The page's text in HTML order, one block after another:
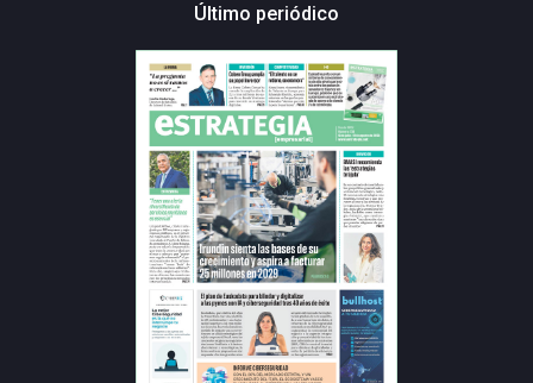
Último periódico